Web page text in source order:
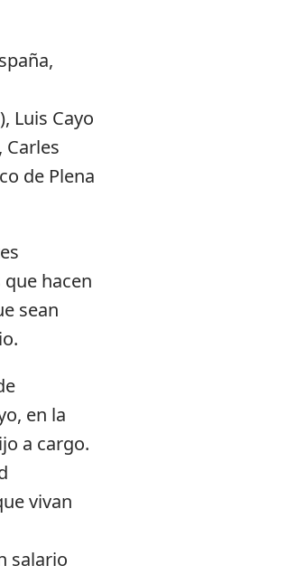
Luis Cayo
Carles
de Plena
hacen
sean
en la
a cargo.
vivan
salario